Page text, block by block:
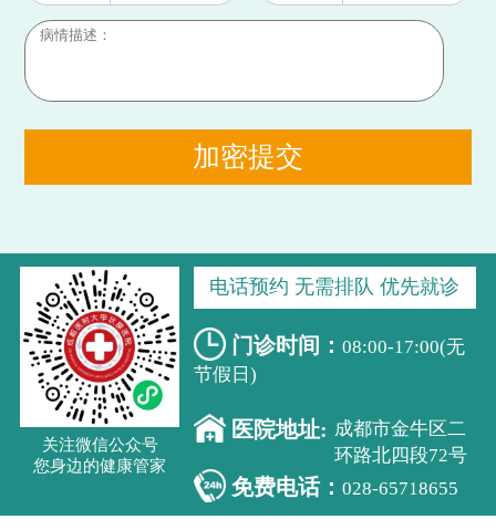
加密提交
关注微信公众号
您身边的健康管家
电话预约 无需排队 优先就诊
门诊时间：08:00-17:00(无
节假日)
医院地址: 成都市金牛区二
环路北四段72号
免费电话：028-65718655